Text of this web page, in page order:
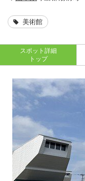
美術館
スポット詳細
トップ